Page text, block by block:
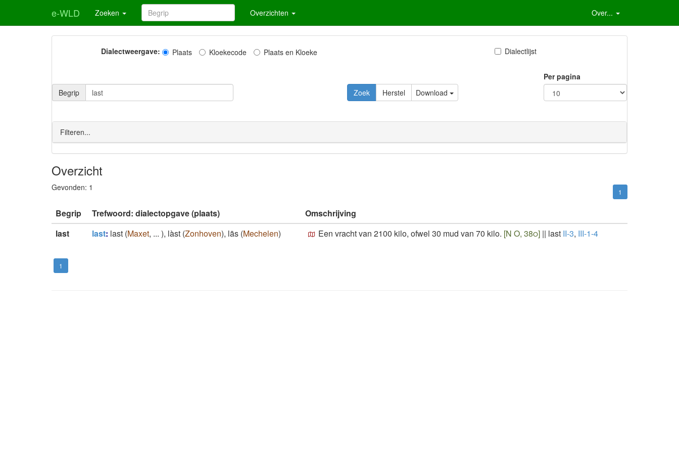
e-WLD Zoeken Overzichten Over...
Dialectweergave: Plaats Kloekecode Plaats en Kloeke Dialectlijst
Begrip Zoek Herstel Download
Per pagina
Filteren...
Overzicht
Gevonden: 1 1
Begrip Trefwoord: dialectopgave (plaats)
Omschrijving
last
last: last (Maxet, ... ), làst (Zonhoven), lās (Mechelen) Een vracht van 2100 kilo, ofwel 30 mud van 70 kilo. [N O, 38o] || last II-3, III-1-4
1